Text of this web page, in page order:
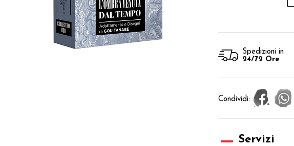
Spedizioni in
24/72 Ore
Condividi:
Servizi